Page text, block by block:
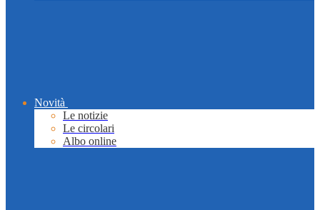
Novità
Le notizie
Le circolari
Albo online